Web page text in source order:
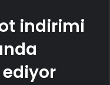
indirimi